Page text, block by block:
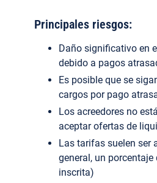
Principales riesgos:
Daño significativo en
debido a pagos
Es posible que se
cargos por pago
Los acreedores no
aceptar ofertas de
Las tarifas suelen ser
general, un porcentaje
inscrita)